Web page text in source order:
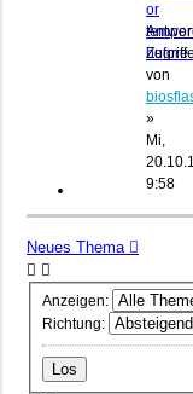
or
von
»
Mi,
9:58
Neues Thema
Anzeigen:
Richtung: